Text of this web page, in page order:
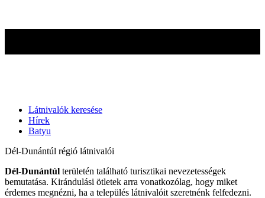
Látnivalók keresése
Hírek
Batyu
Dél-Dunántúl régió látnivalói
Dél-Dunántúl területén található turisztikai nevezetességek
bemutatása. Kirándulási ötletek arra vonatkozólag, hogy miket
érdemes megnézni, ha a település látnivalóit szeretnénk felfedezni.